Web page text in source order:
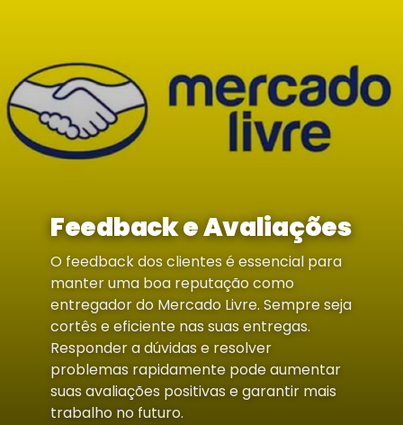
Feedback e Avaliações
O feedback dos clientes é essencial para
manter uma boa reputação como
entregador do Mercado Livre. Sempre seja
cortês e eficiente nas suas entregas.
Responder a dúvidas e resolver
problemas rapidamente pode aumentar
suas avaliações positivas e garantir mais
trabalho no futuro.